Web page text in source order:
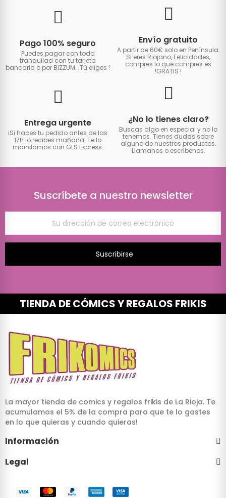
Pago 100% seguro
Puedes pagar con toda
tranquilad con tu tarjeta
bancaria o por BIZZUM. ¡Tú eliges !
Envío gratuito
A partir de 60€ solo en Península.
Si eres Riojano, Felicidades,
compres lo que compres es
!GRATIS !
Entrega urgente
iSi haces tu pedido antes de las
17h lo recibes mañana! Te lo
mandamos con GLS Express.
¿No lo tienes claro?
Buscas algo en especial y no lo
tenemos. Tienes dudas sobre
alguno de nuestros productos.
Llamanos o escribenos.
Suscríbete a nuestro newsletter
Suscribirse
TIENDA DE CÓMICS Y REGALOS FRIKIS
La mayor tienda de comics y regalos frikis de La Rioja. Te
acumulamos el 5% de la compra para que te lo gastes
en lo que quieras y cuando quieras!
Información
Legal